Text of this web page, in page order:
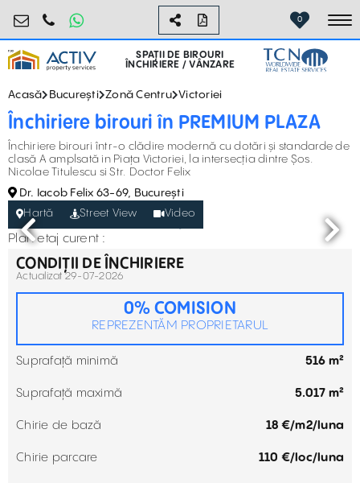
birouri@activpropertyservices.ro
0724.584.442 0
SPAȚII DE BIROURI
ÎNCHIRIERE / VÂNZARE
Acasă București Zonă Centru Victoriei
Închiriere birouri în PREMIUM PLAZA
Închiriere birouri într-o clădire modernă cu dotări și standarde de
clasă A amplsată in Piața Victoriei, la intersecția dintre Șos.
Nicolae Titulescu si Str. Doctor Felix
Dr. Iacob Felix 63-69, București
Hartă
Street View Video
Plan etaj curent :
CONDIȚII DE ÎNCHIRIERE
Actualizat 29-07-2026
0% COMISION
REPREZENTĂM PROPRIETARUL
Suprafață minimă 516 m²
Suprafață maximă 5.017 m²
Chirie de bază 18 €/m2/luna
Chirie parcare 110 €/loc/luna